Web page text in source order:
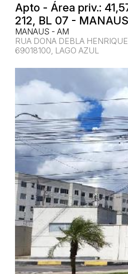
Apto - Área priv.:
212, BL 07 -
MANAUS - AM
RUA DONA DEBLA
69018100, LAGO AZUL